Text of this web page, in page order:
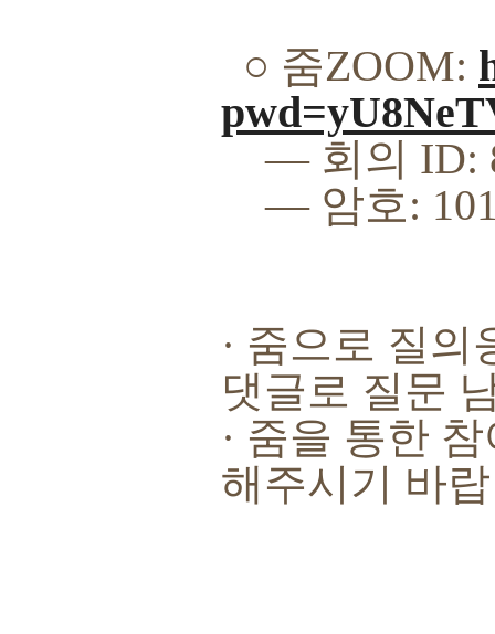
○ 줌ZOOM:
― 회의 ID:
― 암호:
· 줌으로 질의
댓글로 질문
· 줌을 통한
해주시기 바